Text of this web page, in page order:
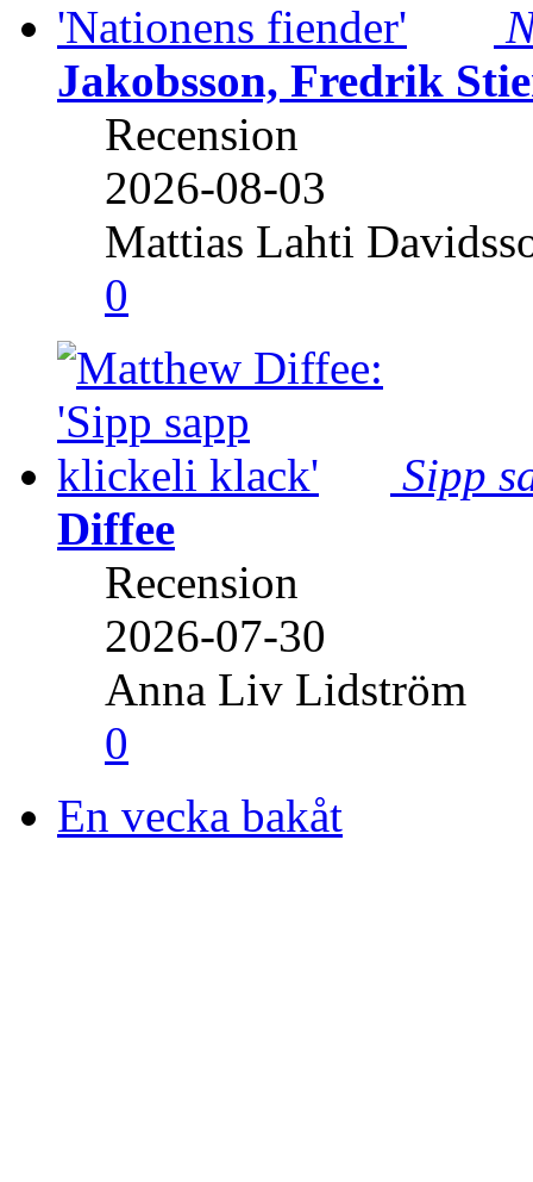
Jakobsson, Fredrik
Recension
2026-08-03
Mattias Lahti
0
Sipp
Diffee
Recension
2026-07-30
Anna Liv Lidström
0
En vecka bakåt